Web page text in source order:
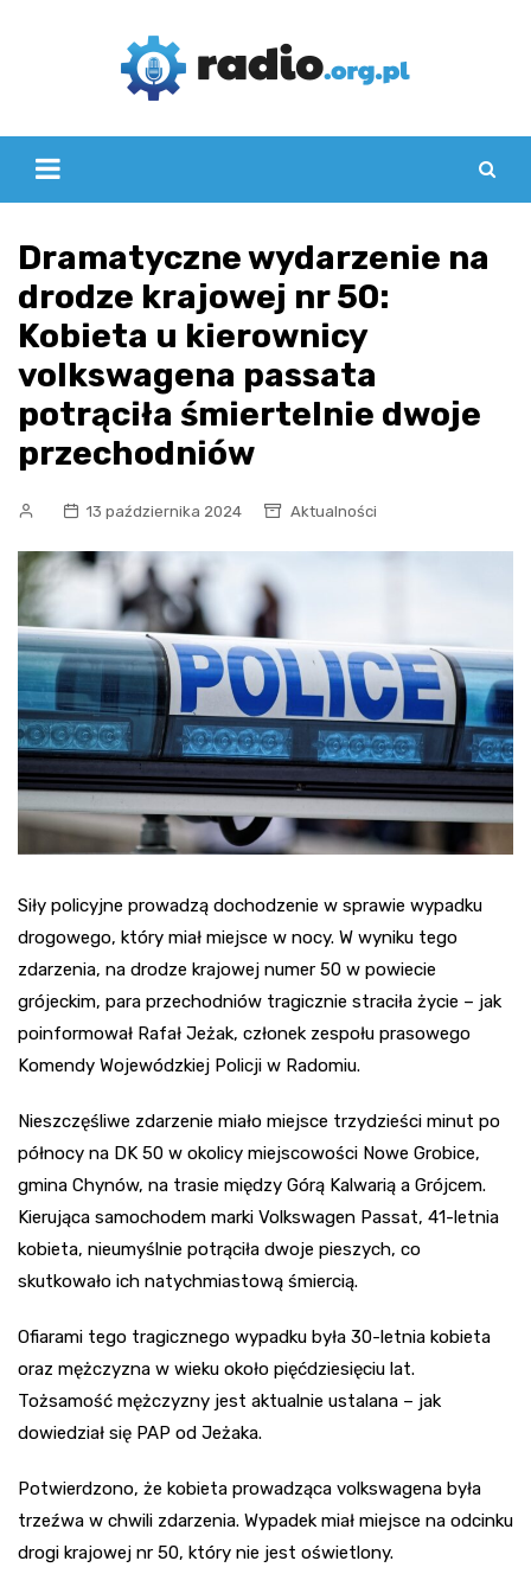
Dramatyczne wydarzenie na
drodze krajowej nr 50:
Kobieta u kierownicy
volkswagena passata
potrąciła śmiertelnie dwoje
przechodniów
13 października 2024 Aktualności
Siły policyjne prowadzą dochodzenie w sprawie wypadku
drogowego, który miał miejsce w nocy. W wyniku tego
zdarzenia, na drodze krajowej numer 50 w powiecie
grójeckim, para przechodniów tragicznie straciła życie – jak
poinformował Rafał Jeżak, członek zespołu prasowego
Komendy Wojewódzkiej Policji w Radomiu.
Nieszczęśliwe zdarzenie miało miejsce trzydzieści minut po
północy na DK 50 w okolicy miejscowości Nowe Grobice,
gmina Chynów, na trasie między Górą Kalwarią a Grójcem.
Kierująca samochodem marki Volkswagen Passat, 41-letnia
kobieta, nieumyślnie potrąciła dwoje pieszych, co
skutkowało ich natychmiastową śmiercią.
Ofiarami tego tragicznego wypadku była 30-letnia kobieta
oraz mężczyzna w wieku około pięćdziesięciu lat.
Tożsamość mężczyzny jest aktualnie ustalana – jak
dowiedział się PAP od Jeżaka.
Potwierdzono, że kobieta prowadząca volkswagena była
trzeźwa w chwili zdarzenia. Wypadek miał miejsce na odcinku
drogi krajowej nr 50, który nie jest oświetlony.